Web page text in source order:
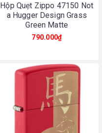
Hộp Quẹt Zippo 47150 Not
a Hugger Design Grass
Green Matte
790.000₫